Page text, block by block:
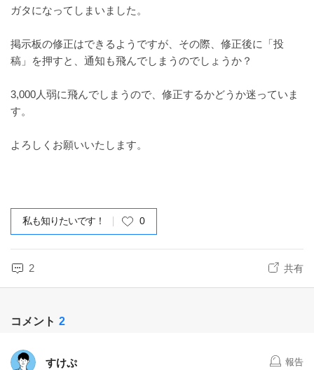
ガタになってしまいました。
掲示板の修正はできるようですが、その際、修正後に「投
稿」を押すと、通知も飛んでしまうのでしょうか？
3,000人弱に飛んでしまうので、修正するかどうか迷っていま
す。
よろしくお願いいたします。
私も知りたいです！ 0
2 共有
コメント 2
すけぷ 報告